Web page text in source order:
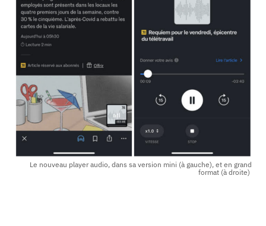
Le nouveau player audio, dans sa version mini (à gauche), et en grand
format (à droite)